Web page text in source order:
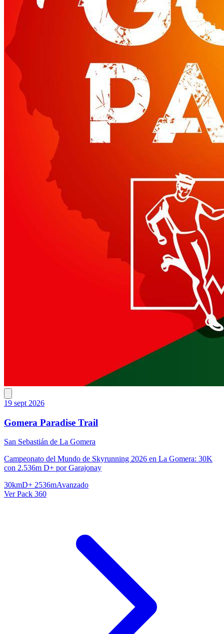
19 sept 2026
Gomera Paradise Trail
San Sebastián de La Gomera
Campeonato del Mundo de Skyrunning 2026 en La Gomera: 30K
con 2.536m D+ por Garajonay
30kmD+ 2536mAvanzado
Ver Pack 360